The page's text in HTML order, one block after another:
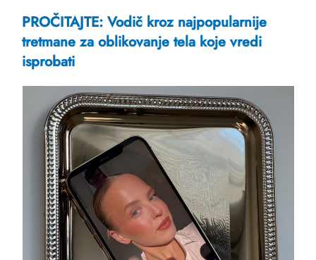
PROČITAJTE: Vodič kroz najpopularnije
tretmane za oblikovanje tela koje vredi
isprobati